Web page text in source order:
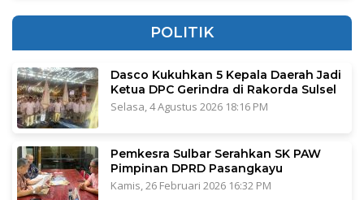
POLITIK
Dasco Kukuhkan 5 Kepala Daerah Jadi
Ketua DPC Gerindra di Rakorda Sulsel
Selasa, 4 Agustus 2026 18:16 PM
Pemkesra Sulbar Serahkan SK PAW
Pimpinan DPRD Pasangkayu
Kamis, 26 Februari 2026 16:32 PM